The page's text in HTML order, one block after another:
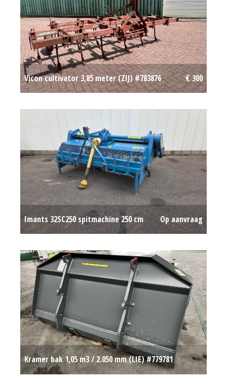
Vicon cultivator 3,85 meter (ZIJ) #783876 € 300
Imants 32SC250 spitmachine 250 cm Op aanvraag
Kramer bak 1,05 m3 / 2.050 mm (LIE) #779781